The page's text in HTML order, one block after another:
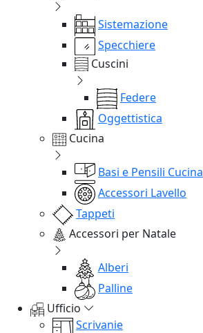
Sistemazione
Specchiere
Cuscini
Federe
Oggettistica
Cucina
Basi e Pensili Cucina
Accessori Lavello
Tappeti
Accessori per Natale
Alberi
Palline
Ufficio
Scrivanie